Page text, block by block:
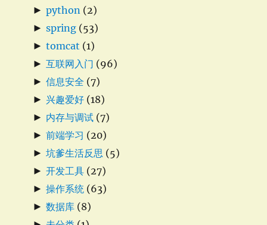
► python (2)
► spring (53)
► tomcat (1)
► 互联网入门 (96)
► 信息安全 (7)
► 兴趣爱好 (18)
► 内存与调试 (7)
► 前端学习 (20)
► 坑爹生活反思 (5)
► 开发工具 (27)
► 操作系统 (63)
► 数据库 (8)